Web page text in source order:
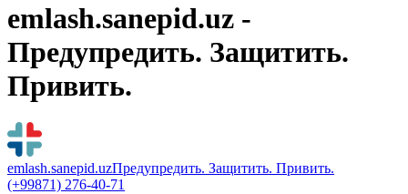
emlash.sanepid.uz -
Предупредить. Защитить.
Привить.
emlash.sanepid.uzПредупредить. Защитить. Привить.
(+99871) 276-40-71